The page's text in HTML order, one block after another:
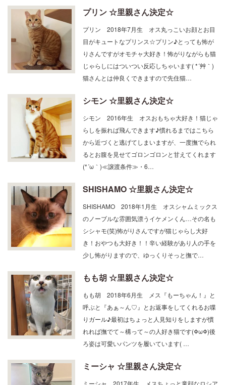
プリン ☆里親さん決定☆
目がキュートなプリンス☆プリン♪とっても怖が
りさんですがオモチャ大好き！怖がりながらも猫
じゃらしにはついつい反応しちゃいます( *´艸｀)
猫さんとは仲良くできますので先住猫…
シモン ☆里親さん決定☆
らしを振れば飛んできます♪慣れるまではこちら
から近づくと逃げてしまいますが、一度撫でられ
るとお腹を見せてゴロンゴロンと甘えてくれます
(*´ω｀)≪譲渡条件≫・6…
SHISHAMO ☆里親さん決定☆
のノーブルな雰囲気漂うイケメンくん…その名も
シシャモ(笑)怖がりさんですが猫じゃらし大好
き！おやつも大好き！！辛い経験があり人の手を
少し怖がりますので、ゆっくりそっと撫で…
もも胡 ☆里親さん決定☆
呼ぶと『あぁ～ん♡』とお返事をしてくれるお喋
りガール♪最初はちょっと人見知りをしますが慣
れれば撫でて～構って～の人好き猫です(ΦωΦ)後
ろ姿は可愛いパンツを履いています( …
ミーシャ ☆里親さん決定☆